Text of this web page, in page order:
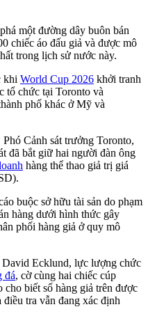
một đường dây buôn bán
chiếc áo đấu giả và được mô
trong lịch sử nước này.
khi World Cup 2026 khởi tranh
tổ chức tại Toronto và
phố khác ở Mỹ và
Cảnh sát trưởng Toronto,
đã bắt giữ hai người đàn ông
hàng thể thao giả trị giá
buộc sở hữu tài sản do phạm
hàng dưới hình thức gây
phối hàng giả ở quy mô
Ecklund, lực lượng chức
đá, cờ cùng hai chiếc cúp
biết số hàng giả trên được
điều tra vẫn đang xác định